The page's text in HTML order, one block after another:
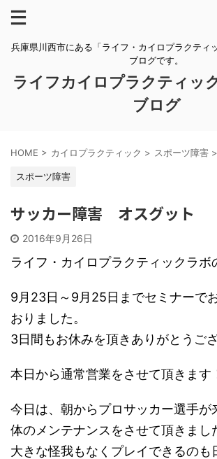
兵庫県川西市にある「ライフ・カイロプラクティ
ブログです。
ライフカイロプラクティッ
ブログ
HOME > カイロプラクティック > スポーツ障害 >
スポーツ障害
サッカー障害 オスグット
2016年9月26日
ライフ・カイロプラクティックラボ
9月23日～9月25日までセミナーで
おりました。
3日間もお休みを頂きありがとうご
本日から通常営業をさせて頂きます
今日は、朝からプロサッカー選手が
体のメンテナンスをさせて頂きまし
大きな怪我もなくプレイできるのも